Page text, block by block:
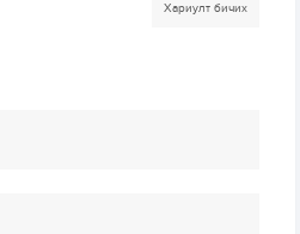
Хариулт бичих